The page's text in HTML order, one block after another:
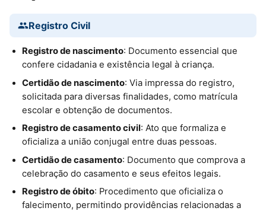
Registro Civil
Registro de nascimento: Documento essencial que
confere cidadania e existência legal à criança.
Certidão de nascimento: Via impressa do registro,
solicitada para diversas finalidades, como matrícula
escolar e obtenção de documentos.
Registro de casamento civil: Ato que formaliza e
oficializa a união conjugal entre duas pessoas.
Certidão de casamento: Documento que comprova a
celebração do casamento e seus efeitos legais.
Registro de óbito: Procedimento que oficializa o
falecimento, permitindo providências relacionadas a